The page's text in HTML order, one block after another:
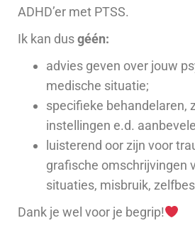
ADHD’er met PTSS.
Ik kan dusgéén:
advies geven over jouw
medische situatie;
specifieke behandelaren,
instellingen e.d.
luisterend oor zijn voor
grafische omschrijvingen
situaties, misbruik,
Dank je wel voor je begrip!